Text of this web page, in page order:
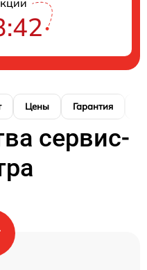
Цены Гарантия
сервис-